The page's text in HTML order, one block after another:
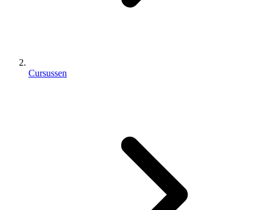
Cursussen